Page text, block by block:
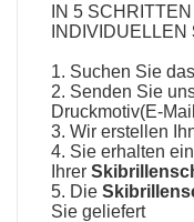
IN 5
INDIVIDUELLEN
1. Suchen Sie
2. Senden Sie
Druckmotiv(E-
3. Wir erstellen
4. Sie erhalten
Ihrer
5. Die
Sie geliefert